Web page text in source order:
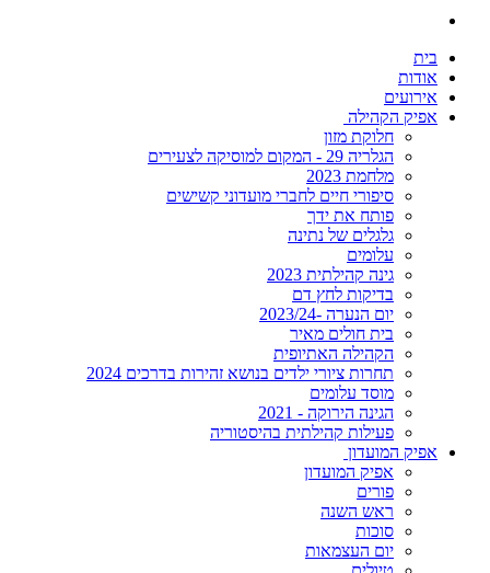
בית
אודות
אירועים
אפיק הקהילה
חלוקת מזון
הגלריה 29 - המקום למוסיקה לצעירים
מלחמת 2023
סיפורי חיים לחברי מועדוני קשישים
פותח את ידך
גלגלים של נתינה
עלומים
גינה קהילתית 2023
בדיקות לחץ דם
יום הנערה -2023/24
בית חולים מאיר
הקהילה האתיופית
תחרות ציורי ילדים בנושא זהירות בדרכים 2024
מוסד עלומים
הגינה הירוקה - 2021
פעילות קהילתית בהיסטוריה
אפיק המועדון
אפיק המועדון
פורים
ראש השנה
סוכות
יום העצמאות